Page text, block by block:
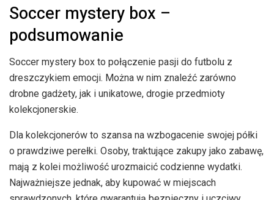
Soccer mystery box –
podsumowanie
Soccer mystery box to połączenie pasji do futbolu z
dreszczykiem emocji. Można w nim znaleźć zarówno
drobne gadżety, jak i unikatowe, drogie przedmioty
kolekcjonerskie.
Dla kolekcjonerów to szansa na wzbogacenie swojej półki
o prawdziwe perełki. Osoby, traktujące zakupy jako zabawę,
mają z kolei możliwość urozmaicić codzienne wydatki.
Najważniejsze jednak, aby kupować w miejscach